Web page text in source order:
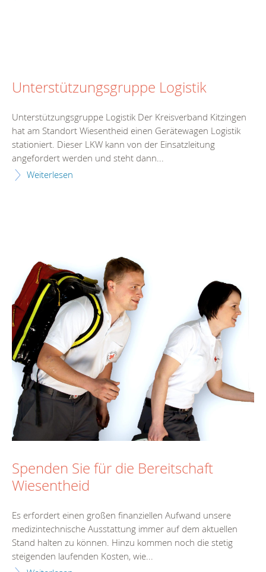
Unterstützungsgruppe Logistik
Unterstützungsgruppe Logistik Der Kreisverband Kitzingen
hat am Standort Wiesentheid einen Gerätewagen Logistik
stationiert. Dieser LKW kann von der Einsatzleitung
angefordert werden und steht dann...
Weiterlesen
Spenden Sie für die Bereitschaft
Wiesentheid
Es erfordert einen großen finanziellen Aufwand unsere
medizintechnische Ausstattung immer auf dem aktuellen
Stand halten zu können. Hinzu kommen noch die stetig
steigenden laufenden Kosten, wie...